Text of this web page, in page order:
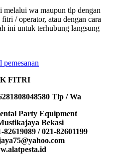
wa maupun tlp dengan
/ operator, atau dengan cara
ini untuk terhubung langsung
FITRI
Tlp / Wa
Party Equipment
Bekasi
/ 021-82601199